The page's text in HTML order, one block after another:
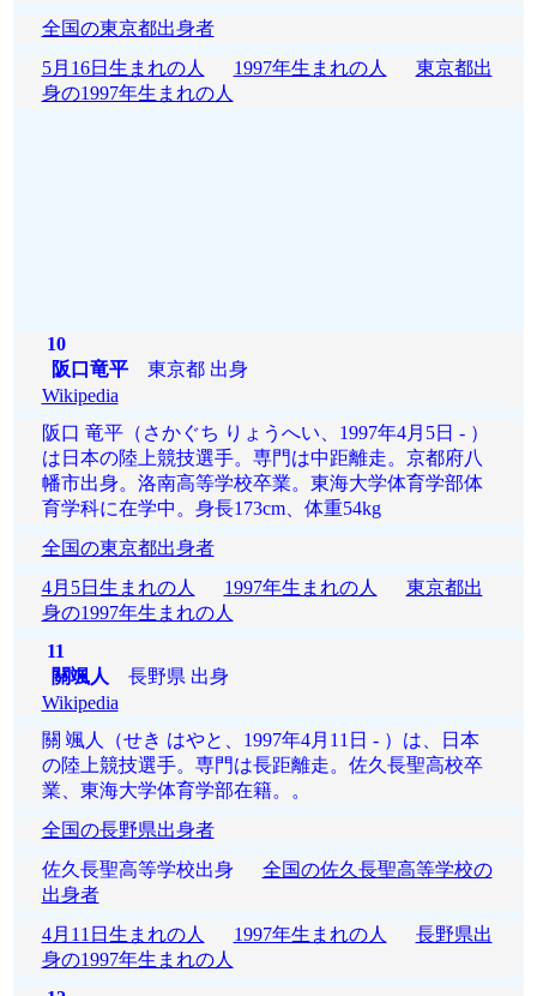
全国の東京都出身者
5月16日生まれの人
1997年生まれの人
東京都出
身の1997年生まれの人
10
阪口竜平東京都 出身
Wikipedia
阪口 竜平（さかぐち りょうへい、1997年4月5日 - ）
は日本の陸上競技選手。専門は中距離走。京都府八
幡市出身。洛南高等学校卒業。東海大学体育学部体
育学科に在学中。身長173cm、体重54kg
全国の東京都出身者
4月5日生まれの人
1997年生まれの人
東京都出
身の1997年生まれの人
11
關颯人 長野県 出身
Wikipedia
關 颯人（せき はやと、1997年4月11日 - ）は、日本
の陸上競技選手。専門は長距離走。佐久長聖高校卒
業、東海大学体育学部在籍。。
全国の長野県出身者
佐久長聖高等学校出身 全国の佐久長聖高等学校の
出身者
4月11日生まれの人
1997年生まれの人
長野県出
身の1997年生まれの人